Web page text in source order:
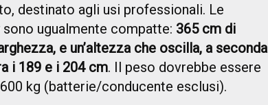
destinato agli usi professionali. Le
sono ugualmente compatte: 365 cm di
e un’altezza che oscilla, a seconda
i 189 e i 204 cm. Il peso dovrebbe essere
kg (batterie/conducente esclusi).